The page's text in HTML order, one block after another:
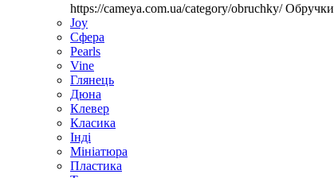
https://cameya.com.ua/category/obruchky/Обручки
Joy
Сфера
Pearls
Vine
Глянець
Дюна
Клевер
Класика
Інді
Мініатюра
Пластика